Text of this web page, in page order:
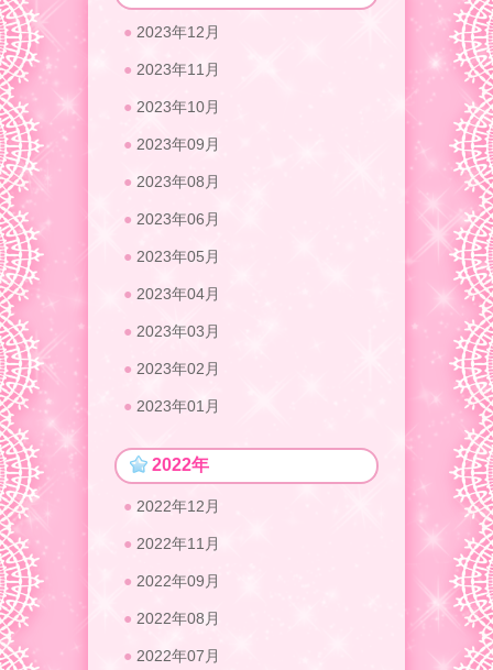
2023年12月
2023年11月
2023年10月
2023年09月
2023年08月
2023年06月
2023年05月
2023年04月
2023年03月
2023年02月
2023年01月
2022年
2022年12月
2022年11月
2022年09月
2022年08月
2022年07月